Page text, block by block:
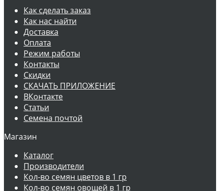
Как сделать заказ
Как нас найти
Доставка
Оплата
Режим работы
Контакты
Скидки
СКАЧАТЬ ПРИЛОЖЕНИЕ
ВКонтакте
Статьи
Семена почтой
Магазин
Каталог
Производители
Кол-во семян цветов в 1 гр
Кол-во семян овощей в 1 гр